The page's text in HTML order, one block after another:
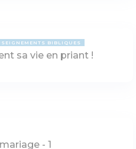
BIBLIQUES
sa vie en priant !
- 1